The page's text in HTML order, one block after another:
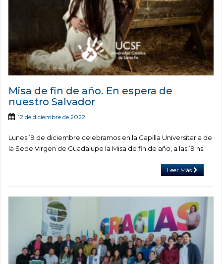
Misa de fin de año. En espera de
nuestro Salvador
12 de diciembre de 2022
Lunes 19 de diciembre celebramos en la Capilla Universitaria de
la Sede Virgen de Guadalupe la Misa de fin de año, a las 19 hs.
Leer Más